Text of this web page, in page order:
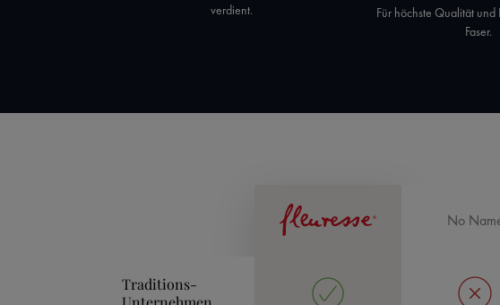
verdient.
Für höchste Qualität und
Faser.
No
Traditions-